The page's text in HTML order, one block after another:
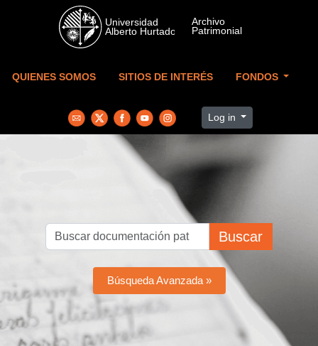
Skip to main content
QUIENES SOMOS SITIOS DE INTERÉS FONDOS
Log in
Buscar
Búsqueda Avanzada »